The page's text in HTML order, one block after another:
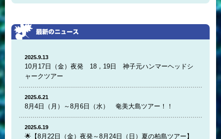
2025.9.13
10月17日（金）夜発 18，19日 神子元ハンマーヘッドシ
ャークツアー
2025.6.21
8月4日（月）～8月6日（水） 奄美大島ツアー！！
2025.6.19
🌟【8月22日（金）夜発～8月24日（日）夏の柏島ツアー】